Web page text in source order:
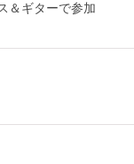
＆ギターで参加